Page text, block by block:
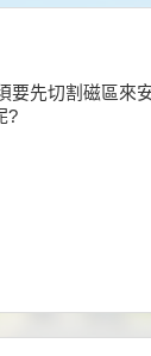
要先切割磁區來
?